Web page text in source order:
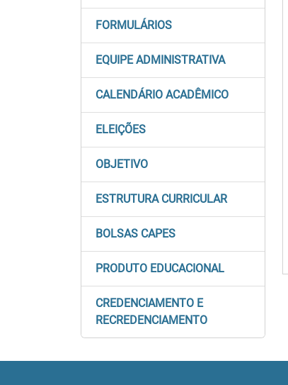
FORMULÁRIOS
EQUIPE ADMINISTRATIVA
CALENDÁRIO ACADÊMICO
ELEIÇÕES
OBJETIVO
ESTRUTURA CURRICULAR
BOLSAS CAPES
PRODUTO EDUCACIONAL
CREDENCIAMENTO E
RECREDENCIAMENTO